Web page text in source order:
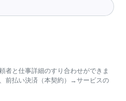
者と仕事詳細のすり合わせができま
前払い決済（本契約）→サービスの